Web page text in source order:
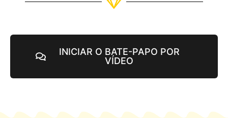
INICIAR O BATE-PAPO POR
VÍDEO